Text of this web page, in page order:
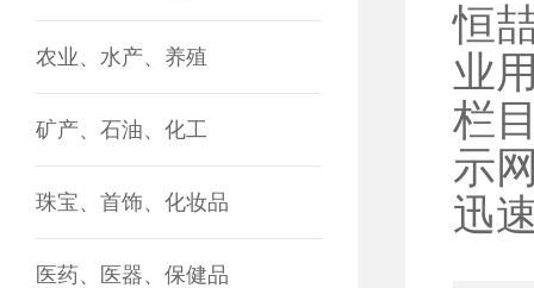
农业、水产、养殖
矿产、石油、化工
珠宝、首饰、化妆品
医药、医器、保健品
恒
业
栏
示
迅